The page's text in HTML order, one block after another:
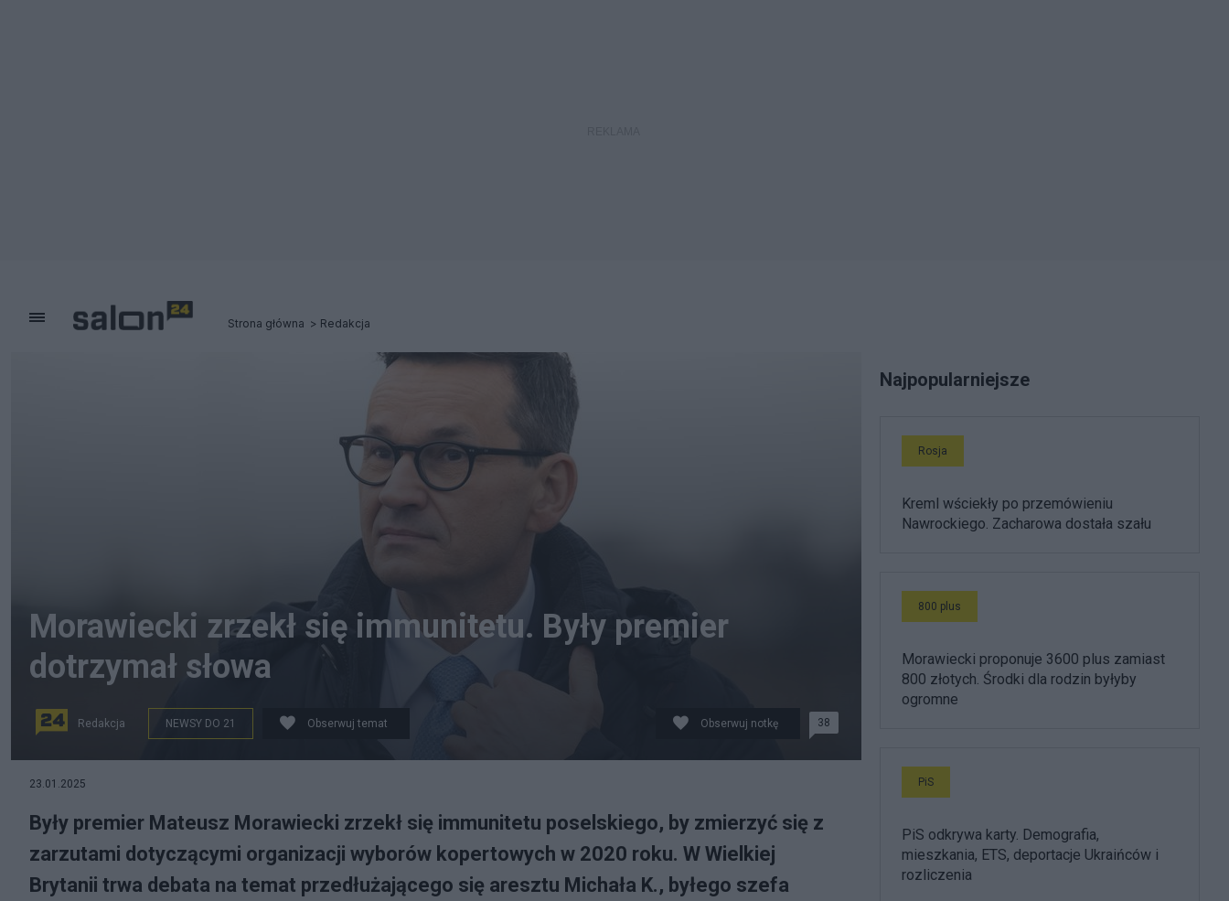
Strona główna Redakcja
Morawiecki zrzekł się immunitetu. Były premier
dotrzymał słowa
Redakcja NEWSY DO 21 Obserwuj temat Obserwuj notkę 38
23.01.2025
Były premier Mateusz Morawiecki zrzekł się immunitetu poselskiego, by zmierzyć się z
zarzutami dotyczącymi organizacji wyborów kopertowych w 2020 roku. W Wielkiej
Brytanii trwa debata na temat przedłużającego się aresztu Michała K., byłego szefa
Najpopularniejsze
Rosja
Kreml wściekły po przemówieniu
Nawrockiego. Zacharowa dostała szału
800 plus
Morawiecki proponuje 3600 plus zamiast
800 złotych. Środki dla rodzin byłyby
ogromne
PiS
PiS odkrywa karty. Demografia,
mieszkania, ETS, deportacje Ukraińców i
rozliczenia